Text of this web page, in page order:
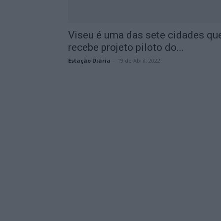
Viseu é uma das sete cidades
recebe projeto piloto do...
Estação Diária 19 de Abril, 2022